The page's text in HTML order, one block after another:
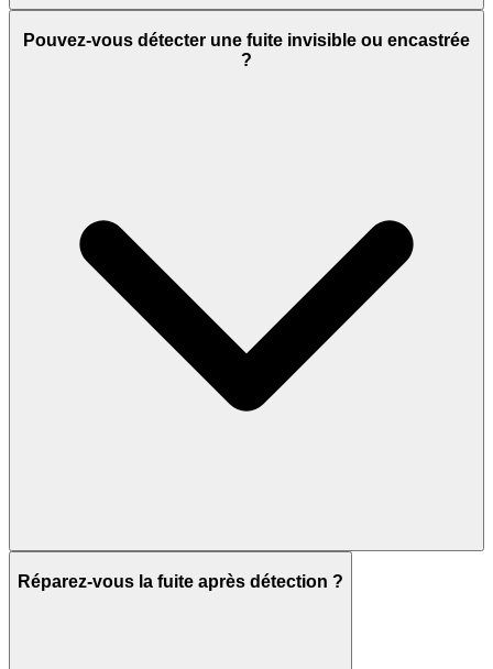
Pouvez-vous détecter une fuite invisible ou encastrée
?
Réparez-vous la fuite après détection ?